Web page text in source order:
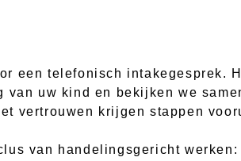
een telefonisch intakegesprek.
uw kind en bekijken we
vertrouwen krijgen stappen
van handelingsgericht